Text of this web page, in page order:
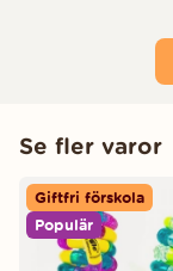
Se fler varor
Giftfri förskola
Populär